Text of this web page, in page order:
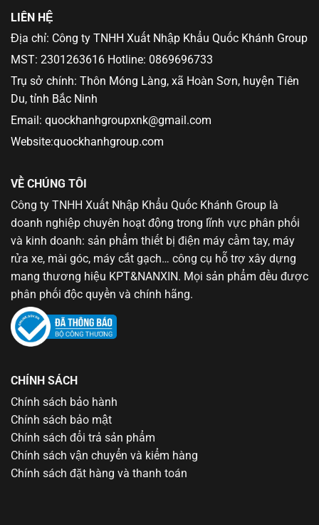
LIÊN HỆ
Địa chỉ: Công ty TNHH Xuất Nhập Khẩu Quốc Khánh Group
MST: 2301263616 Hotline: 0869696733
Trụ sở chính: Thôn Móng Làng, xã Hoàn Sơn, huyện Tiên
Du, tỉnh Bắc Ninh
Email: quockhanhgroupxnk@gmail.com
Website:quockhanhgroup.com
VỀ CHÚNG TÔI
Công ty TNHH Xuất Nhập Khẩu Quốc Khánh Group là
doanh nghiệp chuyên hoạt động trong lĩnh vực phân phối
và kinh doanh: sản phẩm thiết bị điện máy cầm tay, máy
rửa xe, mài góc, máy cắt gạch… công cụ hỗ trợ xây dựng
mang thương hiệu KPT&NANXIN. Mọi sản phẩm đều được
phân phối độc quyền và chính hãng.
CHÍNH SÁCH
Chính sách bảo hành
Chính sách bảo mật
Chính sách đổi trả sản phẩm
Chính sách vận chuyển và kiểm hàng
Chính sách đặt hàng và thanh toán